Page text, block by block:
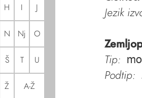
H I J
N Nj O
Š T U
Ž A-Ž
Jezik
Tip:
Podtip: